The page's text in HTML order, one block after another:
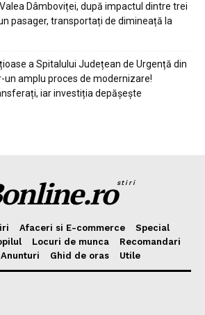
Dâmboviței, după impactul dintre trei
pasager, transportați de dimineață la
a Spitalului Județean de Urgență din
un amplu proces de modernizare!
iar investiția depășește
stiri
Afaceri si E-commerce
Special
Locuri de munca
Recomandari
Anunturi Ghid de oras Utile